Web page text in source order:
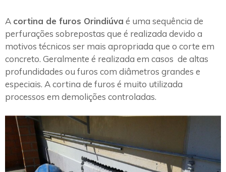
A cortina de furos Orindiúva é uma sequência de
perfurações sobrepostas que é realizada devido a
motivos técnicos ser mais apropriada que o corte em
concreto. Geralmente é realizada em casos de altas
profundidades ou furos com diâmetros grandes e
especiais. A cortina de furos é muito utilizada
processos em demolições controladas.